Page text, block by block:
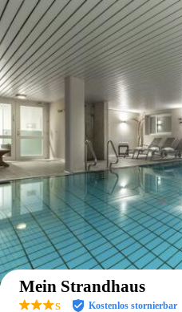
Mein Strandhaus
s Kostenlos stornierbar